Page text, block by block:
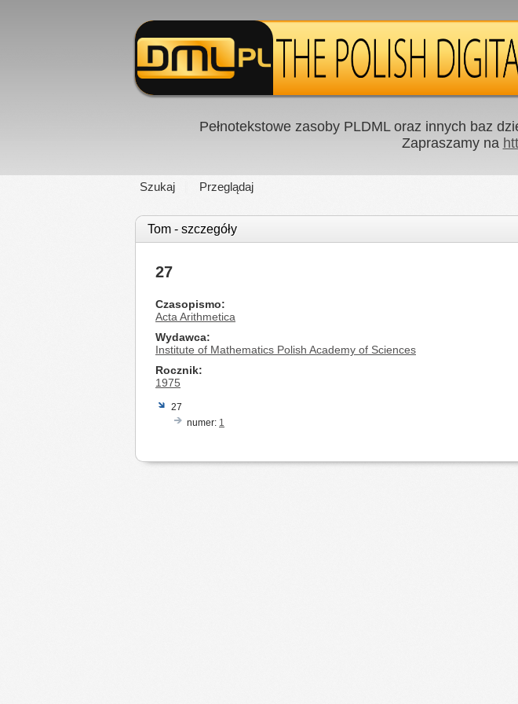
Pełnotekstowe zasoby PLDML oraz innych baz
Zapraszamy na
Szukaj Przeglądaj
Tom - szczegóły
27
Czasopismo
Acta Arithmetica
Wydawca
Institute of Mathematics Polish Academy of Sciences
Rocznik
1975
27
numer: 1